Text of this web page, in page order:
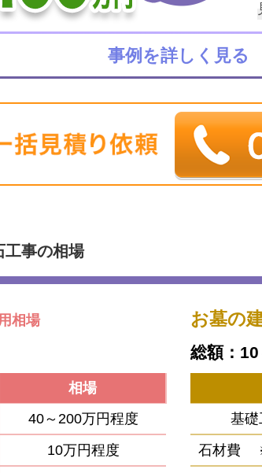
事例を詳しく見る
工事の相場
相場
相場
40～200万円程度
10万円程度
お墓の
総額：
基礎
石材費